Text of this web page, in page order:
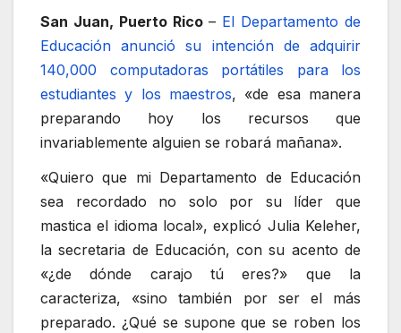
San Juan, Puerto Rico– El Departamento de
Educación anunció su intención de adquirir
140,000 computadoras portátiles para los
estudiantes y los maestros, «de esa manera
preparando hoy los recursos que
invariablemente alguien se robará mañana».
«Quiero que mi Departamento de Educación
sea recordado no solo por su líder que
mastica el idioma local», explicó Julia Keleher,
la secretaria de Educación, con su acento de
«¿de dónde carajo tú eres?» que la
caracteriza, «sino también por ser el más
preparado. ¿Qué se supone que se roben los